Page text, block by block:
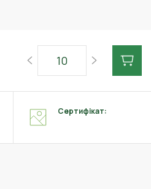
Сертифікат: